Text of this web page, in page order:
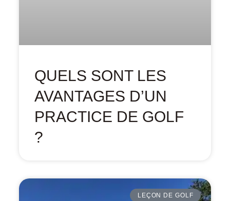
QUELS SONT LES
AVANTAGES D’UN
PRACTICE DE GOLF
?
LEÇON DE GOLF